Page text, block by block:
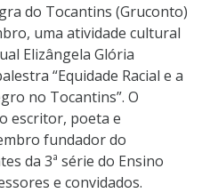
do Tocantins (Gruconto)
uma atividade cultural
Elizângela Glória
“Equidade Racial e a
no Tocantins”. O
escritor, poeta e
fundador do
da 3ª série do Ensino
e convidados.